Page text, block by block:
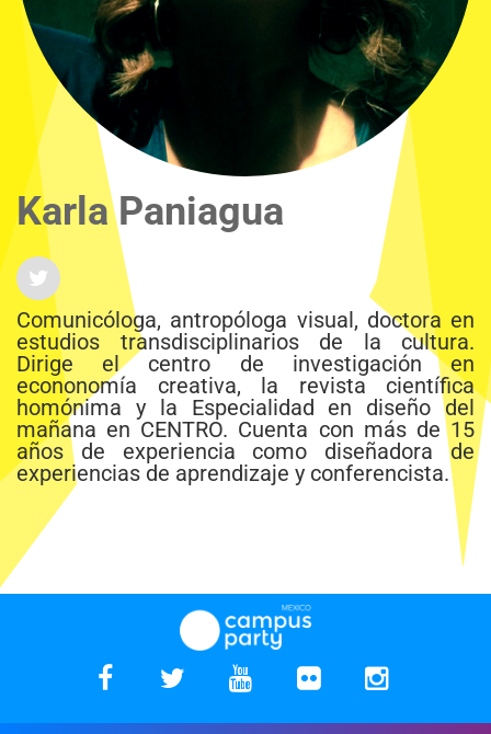
Karla Paniagua
Comunicóloga, antropóloga visual, doctora en
estudios transdisciplinarios de la cultura.
Dirige el centro de investigación en
econonomía creativa, la revista científica
homónima y la Especialidad en diseño del
mañana en CENTRO. Cuenta con más de 15
años de experiencia como diseñadora de
experiencias de aprendizaje y conferencista.